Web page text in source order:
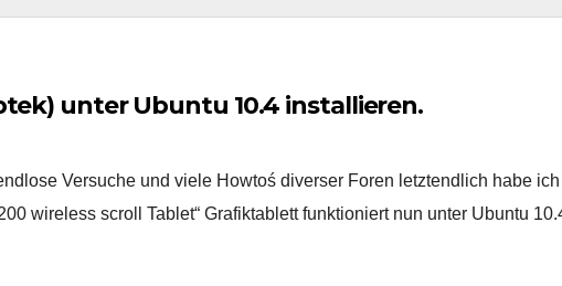
unter Ubuntu 10.4 installieren.
Versuche und viele Howtoś diverser Foren letztendlich habe ich
wireless scroll Tablet“ Grafiktablett funktioniert nun unter Ubuntu